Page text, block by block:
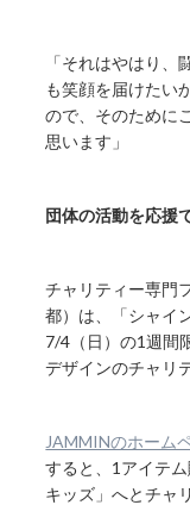
「それはやはり
も笑顔を届けたい
ので、そのために
思います」
団体の活動を応援
チャリティー専門
都）は、「シャイ
7/4（日）の1週間
デザインのチャリ
JAMMINのホーム
すると、1アイテ
キッズ」へとチャ